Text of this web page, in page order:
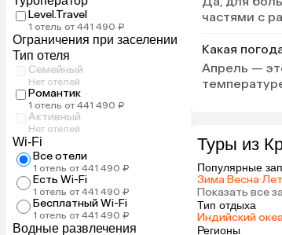
Level.Travel
1 отель от 441 490 ₽
Ограничения при заселении
Тип отеля
Семейный
Нет отелей
Романтик
1 отель от 441 490 ₽
Активный
Нет отелей
Wi-Fi
Все отели
1 отель от 441 490 ₽
Есть Wi-Fi
1 отель от 441 490 ₽
Бесплатный Wi-Fi
1 отель от 441 490 ₽
Водные развлечения
частями с
Какая
Апрель —
Туры из
Популярные
Зима·Весна·
Показать все
Тип отдыха
Индийский
Регионы